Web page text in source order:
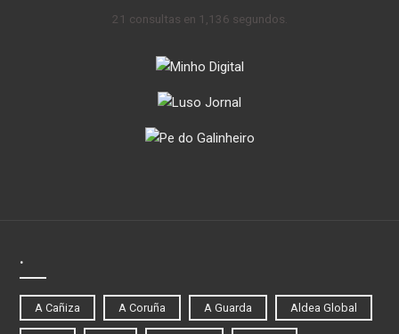
21 consultas en 1,136 segundos.
.
A Cañiza A Coruña A Guarda Aldea Global